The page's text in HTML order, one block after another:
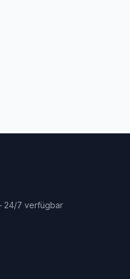
24/7 verfügbar